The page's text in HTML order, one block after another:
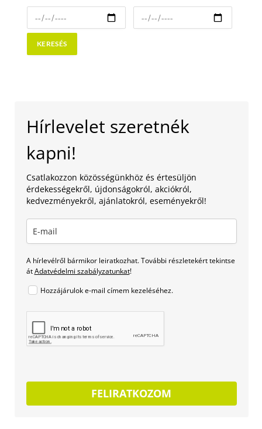
Hírlevelet szeretnék
kapni!
Csatlakozzon közösségünkhöz és értesüljön
érdekességekről, újdonságokról, akciókról,
kedvezményekről, ajánlatokról, eseményekről!
A hírlevélről bármikor leiratkozhat. További részletekért tekintse
átAdatvédelmi szabályzatunkat!
Hozzájárulok e-mail címem kezeléséhez.
FELIRATKOZOM